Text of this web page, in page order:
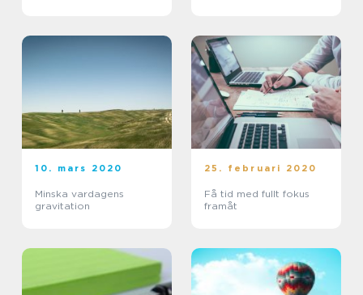
10. mars 2020
Minska vardagens
gravitation
25. februari 2020
Få tid med fullt fokus
framåt